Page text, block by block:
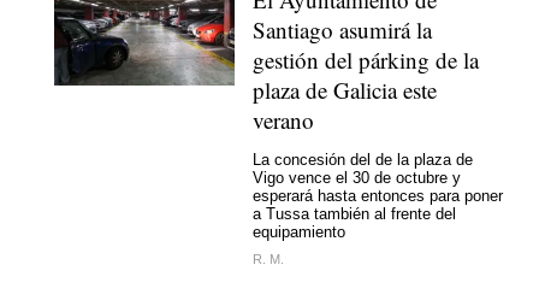
Santiago asumirá la
gestión del párking de la
plaza de Galicia este
verano
La concesión del de la plaza de
Vigo vence el 30 de octubre y
esperará hasta entonces para poner
a Tussa también al frente del
equipamiento
R. M.